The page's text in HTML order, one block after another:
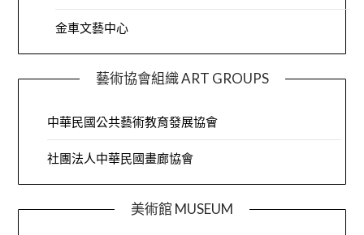
金車文藝中心
藝術協會組織 ART GROUPS
中華民國公共藝術教育發展協會
社團法人中華民國畫廊協會
美術館 MUSEUM